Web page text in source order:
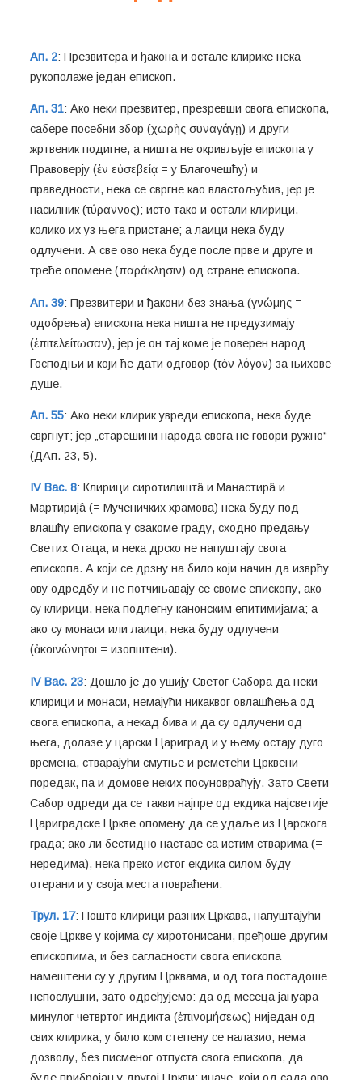
Ап. 2: Презвитера и ђакона и остале клирике нека
рукополаже један епископ.
Ап. 31: Ако неки презвитер, презревши свога епископа,
сабере посебни збор (χωρὴς συναγάγῃ) и други
жртвеник подигне, а ништа не окривљује епископа у
Правоверју (ἐν εὐσεβείᾳ = у Благочешћу) и
праведности, нека се свргне као властољубив, јер је
насилник (τύραννος); исто тако и остали клирици,
колико их уз њега пристане; а лаици нека буду
одлучени. А све ово нека буде после прве и друге и
треће опомене (παράκλησιν) од стране епископа.
Ап. 39: Презвитери и ђакони без знања (γνώμης =
одобрења) епископа нека ништа не предузимају
(ἐπιτελείτωσαν), јер је он тај коме је поверен народ
Господњи и који ће дати одговор (τὸν λόγον) за њихове
душе.
Ап. 55: Ако неки клирик увреди епископа, нека буде
свргнут; јер „старешини народа свога не говори ружно“
(ДАп. 23, 5).
IV Вас. 8: Клирици сиротилиштâ и Манастирâ и
Мартиријâ (= Мученичких храмова) нека буду под
влашћу епископа у свакоме граду, сходно предању
Светих Отаца; и нека дрско не напуштају свога
епископа. А који се дрзну на било који начин да изврћу
ову одредбу и не потчињавају се своме епископу, ако
су клирици, нека подлегну канонским епитимијама; а
ако су монаси или лаици, нека буду одлучени
(ἀκοινώνητοι = изопштени).
IV Вас. 23: Дошло је до ушију Светог Сабора да неки
клирици и монаси, немајући никаквог овлашћења од
свога епископа, а некад бива и да су одлучени од
њега, долазе у царски Цариград и у њему остају дуго
времена, стварајући смутње и реметећи Црквени
поредак, па и домове неких посуновраћују. Зато Свети
Сабор одреди да се такви најпре од екдика најсветије
Цариградске Цркве опомену да се удаље из Царскога
града; ако ли бестидно наставе са истим стварима (=
нередима), нека преко истог екдика силом буду
отерани и у своја места повраћени.
Трул. 17: Пошто клирици разних Цркава, напуштајући
своје Цркве у којима су хиротонисани, пређоше другим
епископима, и без сагласности свога епископа
намештени су у другим Црквама, и од тога постадоше
непослушни, зато одређујемо: да од месеца јануара
минулог четвртог индикта (ἐπινομήσεως) ниједан од
свих клирика, у било ком степену се налазио, нема
дозволу, без писменог отпуста свога епископа, да